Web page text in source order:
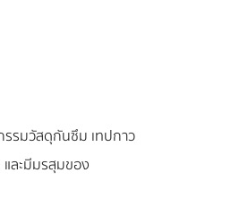
รมวัสดุกันซึม เทปกาว
ละมีมรสุมของ